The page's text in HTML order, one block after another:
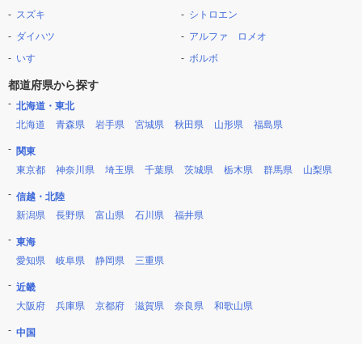
スズキ
ダイハツ
いすゞ
シトロエン
アルファ ロメオ
ボルボ
都道府県から探す
北海道・東北
北海道
青森県 岩手県 宮城県 秋田県 山形県 福島県
関東
東京都
神奈川県 埼玉県 千葉県 茨城県 栃木県 群馬県 山梨県
信越・北陸
新潟県
長野県 富山県 石川県 福井県
東海
愛知県
岐阜県 静岡県 三重県
近畿
大阪府
兵庫県 京都府 滋賀県 奈良県 和歌山県
中国